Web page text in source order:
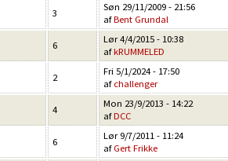
3
Søn 29/11/2009 - 21:56
afBent Grundal
6
Lør 4/4/2015 - 10:38
afkRUMMELED
2
Fri 5/1/2024 - 17:50
af challenger
4
Mon 23/9/2013 - 14:22
afDCC
6
Lør 9/7/2011 - 11:24
af Gert Frikke